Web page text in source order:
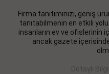
Firma tanıtımınızı, geniş
tanıtabilmenin en etkili
insanların ev ve ofislerinin
ancak gazete
Detaylı
DEVREMÜLK KİRALIK
SİNYE Tekstile Şoförlüğü
elemanı alınacaktır.